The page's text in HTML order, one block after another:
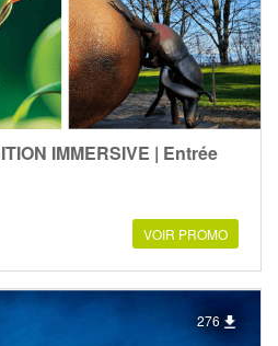
IMMERSIVE | Entrée
VOIR PROMO
276